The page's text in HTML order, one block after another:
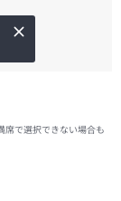
席で選択できない場合も